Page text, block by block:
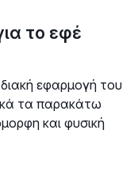
το εφέ
εφαρμογή του
τα παρακάτω
και φυσική